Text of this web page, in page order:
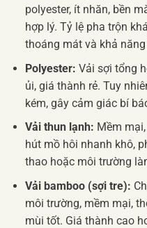
polyester, ít nhăn, bền
hợp lý. Tỷ lệ pha trộn
thoáng mát và khả
Polyester: Vải sợi tổng
ủi, giá thành rẻ. Tuy
kém, gây cảm giác bí
Vải thun lạnh: Mềm
hút mồ hôi nhanh khô,
thao hoặc môi trường
Vải bamboo (sợi tre):
môi trường, mềm mại,
mùi tốt. Giá thành cao